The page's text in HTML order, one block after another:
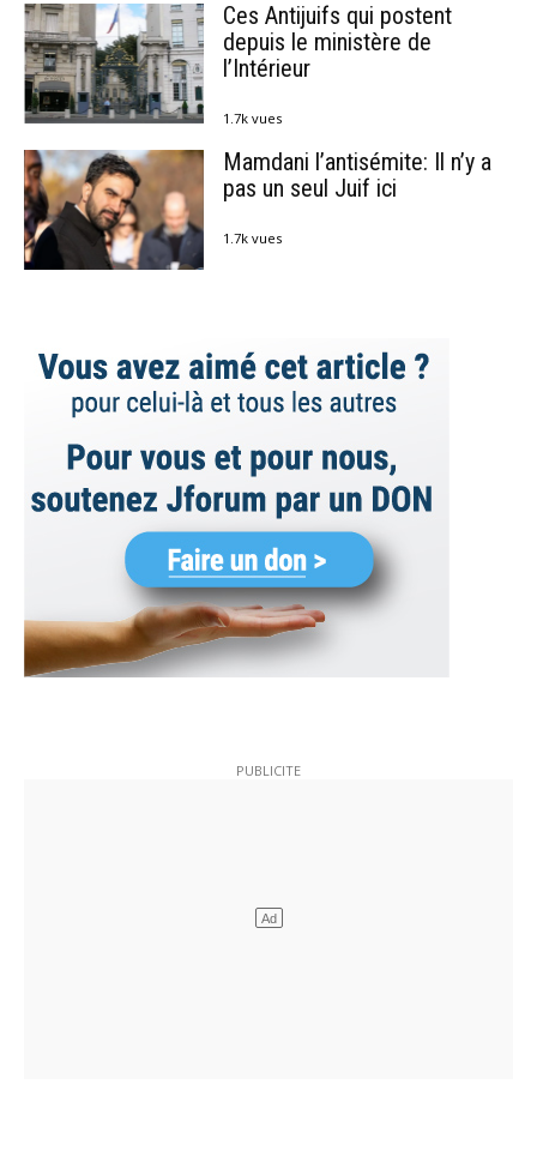
Ces Antijuifs qui postent
depuis le ministère de
l’Intérieur
1.7k vues
Mamdani l’antisémite: Il n’y a
pas un seul Juif ici
1.7k vues